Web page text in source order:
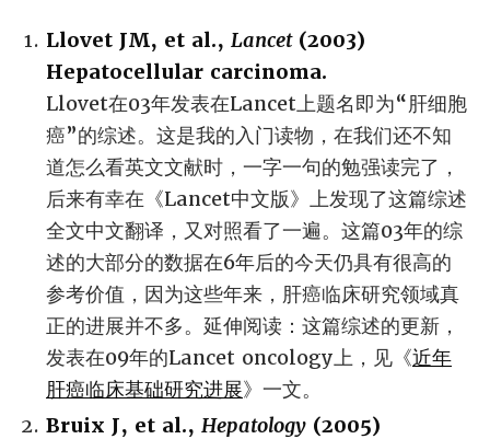
Llovet JM, et al., Lancet(2003)
Hepatocellular carcinoma.
Llovet在03年发表在Lancet上题名即为“肝细胞
癌”的综述。这是我的入门读物，在我们还不知
道怎么看英文文献时，一字一句的勉强读完了，
后来有幸在《Lancet中文版》上发现了这篇综述
全文中文翻译，又对照看了一遍。这篇03年的综
述的大部分的数据在6年后的今天仍具有很高的
参考价值，因为这些年来，肝癌临床研究领域真
正的进展并不多。延伸阅读：这篇综述的更新，
发表在09年的Lancet oncology上，见《近年
肝癌临床基础研究进展》一文。
Bruix J, et al., Hepatology (2005)